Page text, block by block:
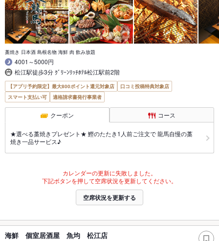
藁焼き 日本酒 島根名物 海鮮 肉 飲み放題
4001～5000円
松江駅徒歩3分 ｸﾞﾘｰﾝﾘｯﾁﾎﾃﾙ松江駅前2階
【アプリ予約限定】最大800ポイント還元対象店
口コミ投稿特典対象店
スマート支払い可
適格請求書発行事業者
クーポン コース
★選べる藁焼きプレゼント★ 鰹のたたき1人前ご注文で 龍馬自慢の藁
焼き一品サービス♪
カレンダーの更新に失敗しました。
下記ボタンを押して空席状況を更新してください。
空席状況を更新する
海鮮 個室居酒屋 魚均 松江店